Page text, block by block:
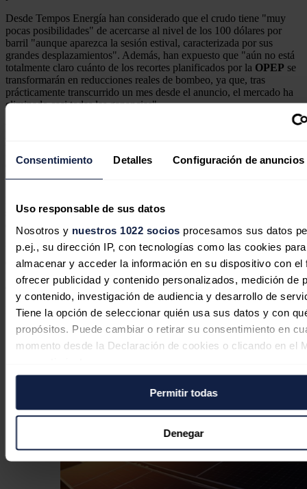
Consentimiento Detalles Configuración de anuncios
Uso responsable de sus datos
Nosotros y nuestros 1022 socios procesamos sus datos
p.ej., su dirección IP, con tecnologías como las cookies para
almacenar y acceder la información en su dispositivo con el
ofrecer publicidad y contenido personalizados, medición de
y contenido, investigación de audiencia y desarrollo de
Tiene la opción de seleccionar quién usa sus datos y con
propósitos. Puede cambiar o retirar su consentimiento en
momento desde la Declaración de cookies o clicando en el
Si lo permite, también quisiéramos:
Recopilar información sobre su ubicación geográfica
puede tener una precisión de varios metros
Identificar su dispositivo analizándolo activamente
características específicas (huellas digitales)
Obtenga más información sobre cómo se procesan sus
Permitir todas
Denegar
Desde Tempos Energía han considerado que el crudo tiene "muy
pocas posibilidades" de acercarse al nivel de los 100 dólares por
barril "aunque aparezca la sesión estival, caracterizada por sus
grandes desplazamientos". Además, han expuesto que "aún no está
totalmente claro cuánto de los recortes planificados por la OPEP se
transformarán en reducciones reales de bombeo, ya que, tras
prácticamente transcurrido un mes desde el anuncio, el mercado ha
eliminado casi todas las ganancias".
Finalmente, la consultora ha concluido que la presión bajista para los
de interés que puedan afectar de manera negativa al crecimiento de
la demanda".
se mantiene resistente y la inflación persiste, el crudo se encontrará
con una economía débil -posiblemente en recesión-, cotizando cerca,
pero por debajo de los 80 dólares por barril". "Sin embargo, si los
bancos centrales consiguen domar a la inflación, sin causar
excesivos daños a la economía, entonces podríamos ver por
pantallas precios entre 90 y 95 dólares por barril, siempre por debajo
de los 100 dólares por barril", ha comentado.
Noticias relacionadas